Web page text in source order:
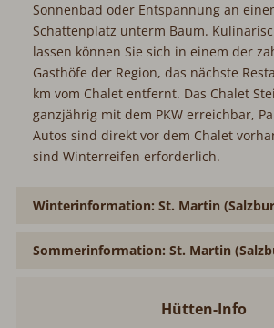
Sonnenbad oder Entspannung an
Schattenplatz unterm Baum.
lassen können Sie sich in einem der
Gasthöfe der Region, das nächste
km vom Chalet entfernt. Das Chalet
ganzjährig mit dem PKW erreichbar,
Autos sind direkt vor dem Chalet
sind Winterreifen erforderlich.
Winterinformation: St. Martin
Sommerinformation: St. Martin
Hütten-Info